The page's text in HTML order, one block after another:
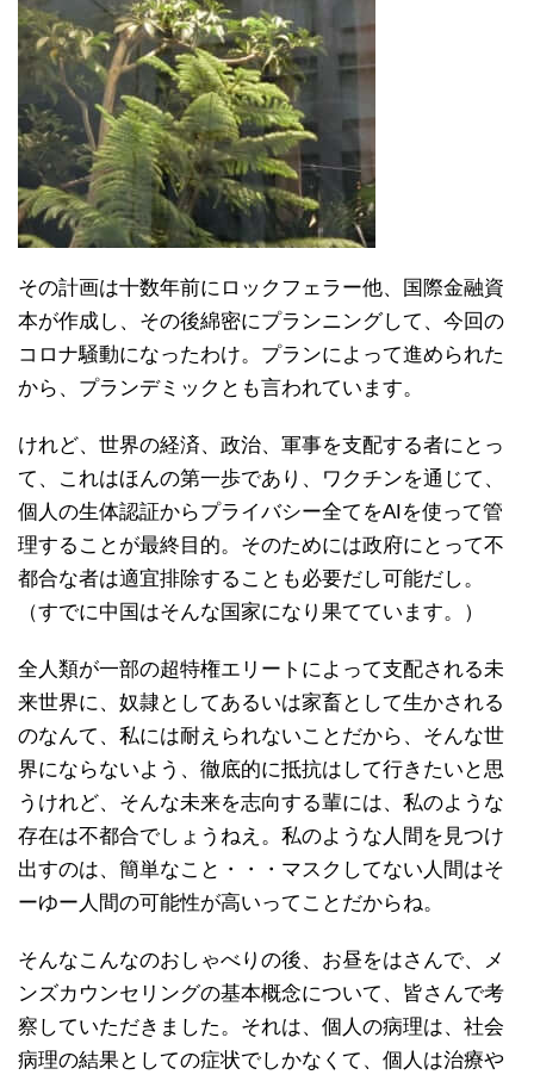
その計画は十数年前にロックフェラー他、国際金融資
本が作成し、その後綿密にプランニングして、今回の
コロナ騒動になったわけ。プランによって進められた
から、プランデミックとも言われています。
けれど、世界の経済、政治、軍事を支配する者にとっ
て、これはほんの第一歩であり、ワクチンを通じて、
個人の生体認証からプライバシー全てをAIを使って管
理することが最終目的。そのためには政府にとって不
都合な者は適宜排除することも必要だし可能だし。
（すでに中国はそんな国家になり果てています。）
全人類が一部の超特権エリートによって支配される未
来世界に、奴隷としてあるいは家畜として生かされる
のなんて、私には耐えられないことだから、そんな世
界にならないよう、徹底的に抵抗はして行きたいと思
うけれど、そんな未来を志向する輩には、私のような
存在は不都合でしょうねえ。私のような人間を見つけ
出すのは、簡単なこと・・・マスクしてない人間はそ
ーゆー人間の可能性が高いってことだからね。
そんなこんなのおしゃべりの後、お昼をはさんで、メ
ンズカウンセリングの基本概念について、皆さんで考
察していただきました。それは、個人の病理は、社会
病理の結果としての症状でしかなくて、個人は治療や